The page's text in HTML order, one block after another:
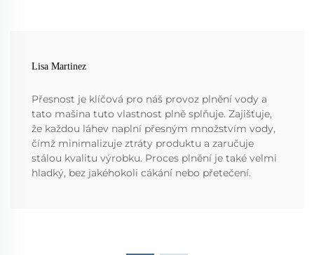
Lisa Martinez
Přesnost je klíčová pro náš provoz plnění vody a
tato mašina tuto vlastnost plně splňuje. Zajišťuje,
že každou láhev naplní přesným množstvím vody,
čímž minimalizuje ztráty produktu a zaručuje
stálou kvalitu výrobku. Proces plnění je také velmi
hladký, bez jakéhokoli cákání nebo přetečení.